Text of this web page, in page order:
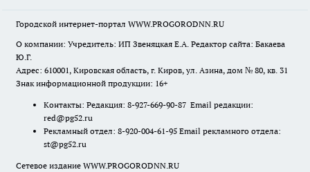
Городской интернет-портал WWW.PROGORODNN.RU
О компании: Учредитель: ИП Звеняцкая Е.А. Редактор сайта: Бакаева
Ю.Г.
Адрес: 610001, Кировская область, г. Киров, ул. Азина, дом № 80, кв. 31
Знак информационной продукции: 16+
Контакты: Редакция: 8-927-669-90-87 Email редакции:
red@pg52.ru
Рекламный отдел: 8-920-004-61-95 Email рекламного отдела:
st@pg52.ru
Сетевое издание WWW.PROGORODNN.RU